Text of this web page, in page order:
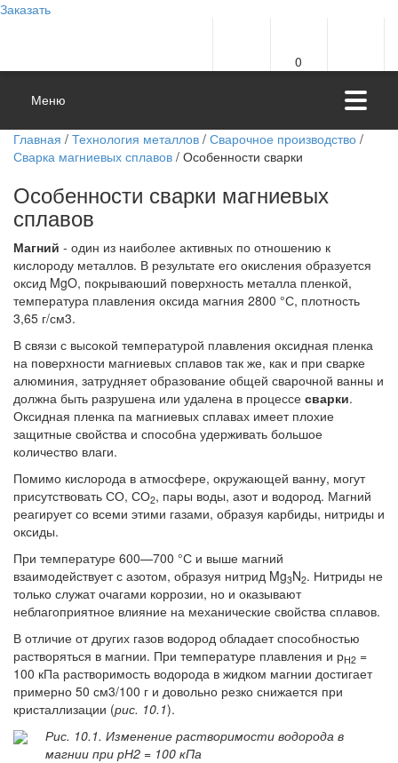
Заказать
0
Меню
Главная / Технология металлов / Сварочное производство /
Сварка магниевых сплавов / Особенности сварки
Особенности сварки магниевых
сплавов
Магний - один из наиболее активных по отношению к
кислороду металлов. В результате его окисления образуется
оксид MgO, покрываюший поверхность металла пленкой,
температура плавления оксида магния 2800 °С, плотность
3,65 г/см3.
В связи с высокой температурой плавления оксидная пленка
на поверхности магниевых сплавов так же, как и при сварке
алюминия, затрудняет образование общей сварочной ванны и
должна быть разрушена или удалена в процессе сварки.
Оксидная пленка па магниевых сплавах имеет плохие
защитные свойства и способна удерживать большое
количество влаги.
Помимо кислорода в атмосфере, окружающей ванну, могут
присутствовать СО, СО2, пары воды, азот и водород. Магний
реагирует со всеми этими газами, образуя карбиды, нитриды и
оксиды.
При температуре 600—700 °С и выше магний
взаимодействует с азотом, образуя нитрид Mg3N2. Нитриды не
только служат очагами коррозии, но и оказывают
неблагоприятное влияние на механические свойства сплавов.
В отличие от других газов водород обладает способностью
растворяться в магнии. При температуре плавления и рН2 =
100 кПа растворимость водорода в жидком магнии достигает
примерно 50 см3/100 г и довольно резко снижается при
кристаллизации (рис. 10.1).
Рис. 10.1. Изменение растворимости водорода в
магнии при рН2 = 100 кПа